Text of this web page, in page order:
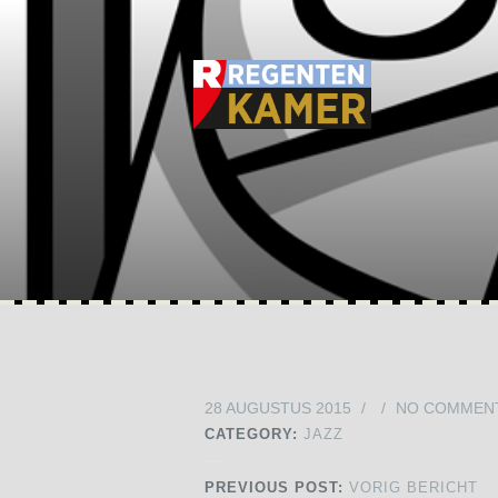
28 AUGUSTUS 2015 / / NO
CATEGORY: JAZZ
PREVIOUS POST: VORIG BERICHT